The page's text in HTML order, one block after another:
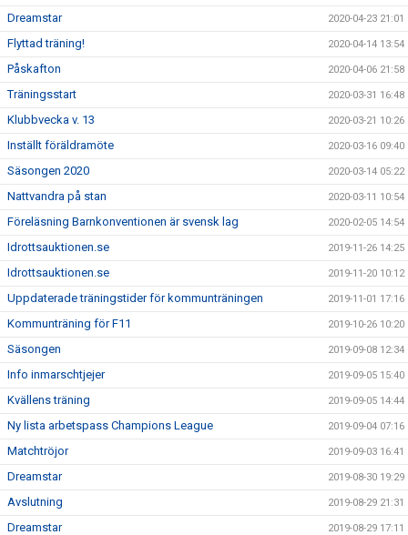
Dreamstar 2020-04-23 21:01
Flyttad träning! 2020-04-14 13:54
Påskafton 2020-04-06 21:58
Träningsstart 2020-03-31 16:48
Klubbvecka v. 13 2020-03-21 10:26
Inställt föräldramöte 2020-03-16 09:40
Säsongen 2020 2020-03-14 05:22
Nattvandra på stan 2020-03-11 10:54
Föreläsning Barnkonventionen är svensk lag 2020-02-05 14:54
Idrottsauktionen.se 2019-11-26 14:25
Idrottsauktionen.se 2019-11-20 10:12
Uppdaterade träningstider för kommunträningen 2019-11-01 17:16
Kommunträning för F11 2019-10-26 10:20
Säsongen 2019-09-08 12:34
Info inmarschtjejer 2019-09-05 15:40
Kvällens träning 2019-09-05 14:44
Ny lista arbetspass Champions League 2019-09-04 07:16
Matchtröjor 2019-09-03 16:41
Dreamstar 2019-08-30 19:29
Avslutning 2019-08-29 21:31
Dreamstar 2019-08-29 17:11